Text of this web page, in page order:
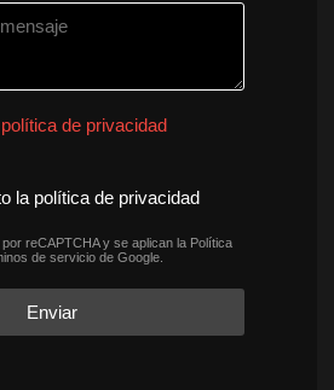
de privacidad
política de
la política de privacidad
*
reCAPTCHA y se aplican la Política
de servicio de Google.
Enviar